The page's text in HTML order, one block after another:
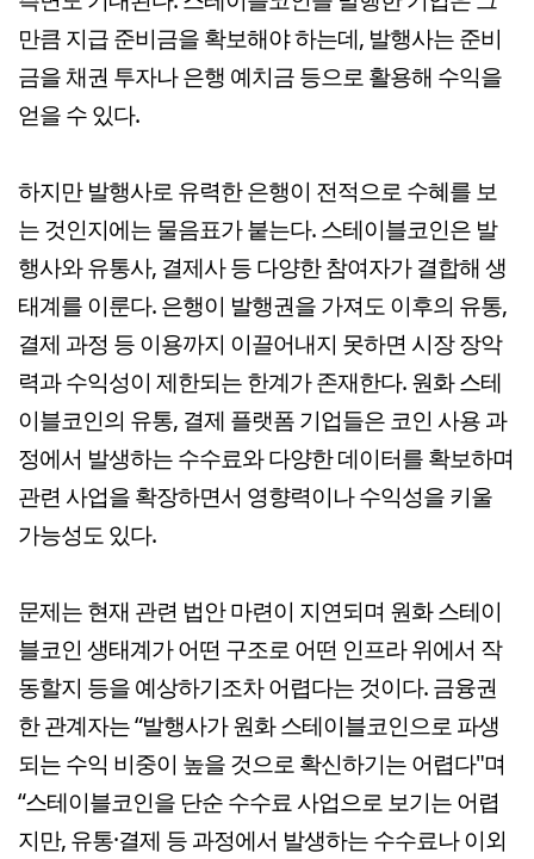
만큼 지급 준비금을 확보해야 하는데, 발행사는 준비
금을 채권 투자나 은행 예치금 등으로 활용해 수익을
얻을 수 있다.
하지만 발행사로 유력한 은행이 전적으로 수혜를 보
는 것인지에는 물음표가 붙는다. 스테이블코인은 발
행사와 유통사, 결제사 등 다양한 참여자가 결합해 생
태계를 이룬다. 은행이 발행권을 가져도 이후의 유통,
결제 과정 등 이용까지 이끌어내지 못하면 시장 장악
력과 수익성이 제한되는 한계가 존재한다. 원화 스테
이블코인의 유통, 결제 플랫폼 기업들은 코인 사용 과
정에서 발생하는 수수료와 다양한 데이터를 확보하며
관련 사업을 확장하면서 영향력이나 수익성을 키울
가능성도 있다.
문제는 현재 관련 법안 마련이 지연되며 원화 스테이
블코인 생태계가 어떤 구조로 어떤 인프라 위에서 작
동할지 등을 예상하기조차 어렵다는 것이다. 금융권
한 관계자는 “발행사가 원화 스테이블코인으로 파생
되는 수익 비중이 높을 것으로 확신하기는 어렵다"며
“스테이블코인을 단순 수수료 사업으로 보기는 어렵
지만, 유통·결제 등 과정에서 발생하는 수수료나 이외